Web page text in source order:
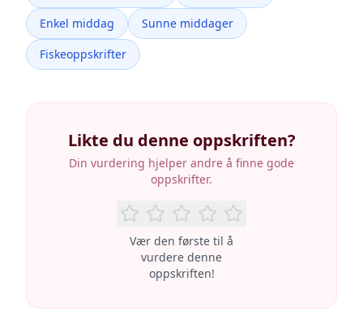
Enkel middag
Sunne middager
Fiskeoppskrifter
Likte du denne oppskriften?
Din vurdering hjelper andre å finne gode
oppskrifter.
Vær den første til å
vurdere denne
oppskriften!